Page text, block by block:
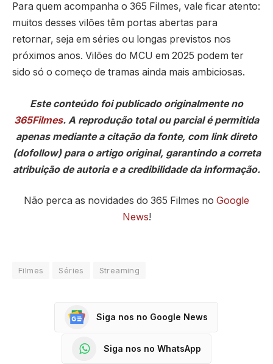
Para quem acompanha o 365 Filmes, vale ficar atento:
muitos desses vilões têm portas abertas para
retornar, seja em séries ou longas previstos nos
próximos anos. Vilões do MCU em 2025 podem ter
sido só o começo de tramas ainda mais ambiciosas.
Este conteúdo foi publicado originalmente no
365Filmes. A reprodução total ou parcial é permitida
apenas mediante a citação da fonte, com link direto
(dofollow) para o artigo original, garantindo a correta
atribuição de autoria e a credibilidade da informação.
Não perca as novidades do 365 Filmes no Google
News!
Filmes Séries Streaming
Siga nos no Google News
Siga nos no WhatsApp